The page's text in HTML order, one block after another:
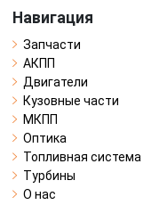
Навигация
Запчасти
АКПП
Двигатели
Кузовные части
МКПП
Оптика
Топливная система
Турбины
О нас